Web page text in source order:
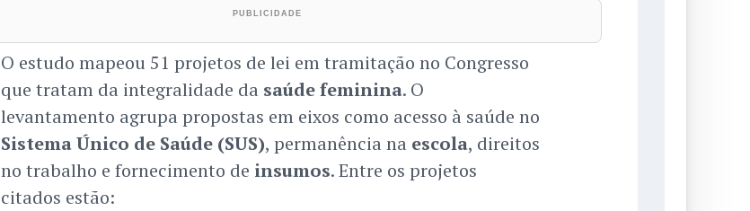
O estudo mapeou 51 projetos de lei em tramitação no Congresso
que tratam da integralidade da saúde feminina. O
levantamento agrupa propostas em eixos como acesso à saúde no
Sistema Único de Saúde (SUS), permanência na escola, direitos
no trabalho e fornecimento de insumos. Entre os projetos
citados estão: